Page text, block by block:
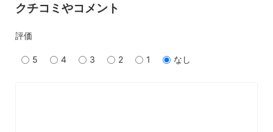
クチコミやコメント
評価
5 4 3 2 1 なし